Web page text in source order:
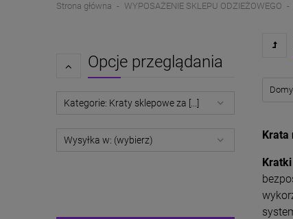
Strona główna WYPOSAŻENIE SKLEPU ODZIEŻOWEGO
Opcje przeglądania
Kategorie: Kraty sklepowe za [...]
Wysyłka w: (wybierz) Krata